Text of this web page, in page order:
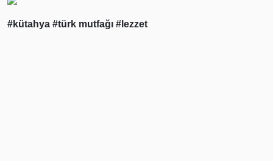
#kütahya #türk mutfağı #lezzet